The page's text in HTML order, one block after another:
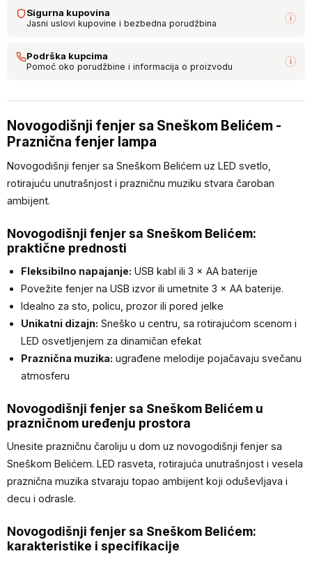
Sigurna kupovina
Jasni uslovi kupovine i bezbedna porudžbina i
Podrška kupcima
Pomoć oko porudžbine i informacija o proizvodu i
Novogodišnji fenjer sa Sneškom Belićem -
Praznična fenjer lampa
Novogodišnji fenjer sa Sneškom Belićem uz LED svetlo,
rotirajuću unutrašnjost i prazničnu muziku stvara čaroban
ambijent.
Novogodišnji fenjer sa Sneškom Belićem:
praktične prednosti
Fleksibilno napajanje: USB kabl ili 3 × AA baterije
Povežite fenjer na USB izvor ili umetnite 3 × AA baterije.
Idealno za sto, policu, prozor ili pored jelke
Unikatni dizajn: Sneško u centru, sa rotirajućom scenom i
LED osvetljenjem za dinamičan efekat
Praznična muzika: ugrađene melodije pojačavaju svečanu
atmosferu
Novogodišnji fenjer sa Sneškom Belićem u
prazničnom uređenju prostora
Unesite prazničnu čaroliju u dom uz novogodišnji fenjer sa
Sneškom Belićem. LED rasveta, rotirajuća unutrašnjost i vesela
praznična muzika stvaraju topao ambijent koji oduševljava i
decu i odrasle.
Novogodišnji fenjer sa Sneškom Belićem:
karakteristike i specifikacije